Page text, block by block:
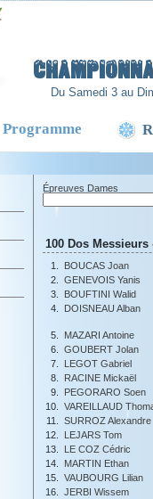
Du Samedi 3 au
Programme
Épreuves Dames
100 Dos Messieurs
1.
BOUCAS Joan
2.
GENEVOIS Yanis
3.
BOUFTINI Walid
4.
DOISNEAU Alban
5. MAZARI Antoine
6.
GOUBERT Jolan
7.
LEGOT Gabriel
8.
RACINE Mickaël
9.
PEGORARO Soen
10.
VAREILLAUD
11.
SURROZ Alexandre
12.
LEJARS Tom
13.
LE COZ Cédric
14.
MARTIN Ethan
15.
VAUBOURG Lilian
16.
JERBI Wissem